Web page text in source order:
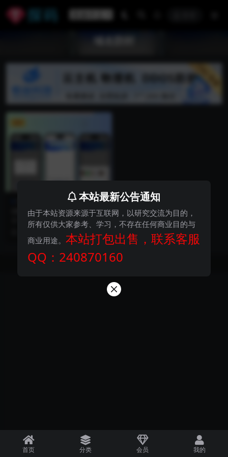
域名防封
C0009微信QQ遮罩域名防封,
微信爆红直接访问,微信域名防
封,提供微信防封域名打开,微
信网站防封
这个代码的作用是给你的网站添加
一个在微信/qq访问直接提示用户浏
览器打开，只要你...
50
Copyright © 2024探码商城
首页 分类 会员 我的
本站最新公告通知
由于本站资源来源于互联网，以研究交流为目的，
所有仅供大家参考、学习，不存在任何商业目的与
商业用途。 本站打包出售，联系客服
QQ：240870160